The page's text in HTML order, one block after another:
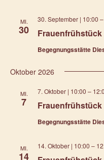
MI.
30 Frauenfrühstück
30. September | 10:00 –
Begegnungsstätte
Oktober 2026
MI.
7 Frauenfrühstück
7. Oktober | 10:00 –
Begegnungsstätte
MI.
14
14. Oktober | 10:00 –